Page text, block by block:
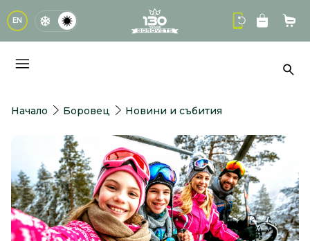
EN logo
Начало Боровец Новини и събития